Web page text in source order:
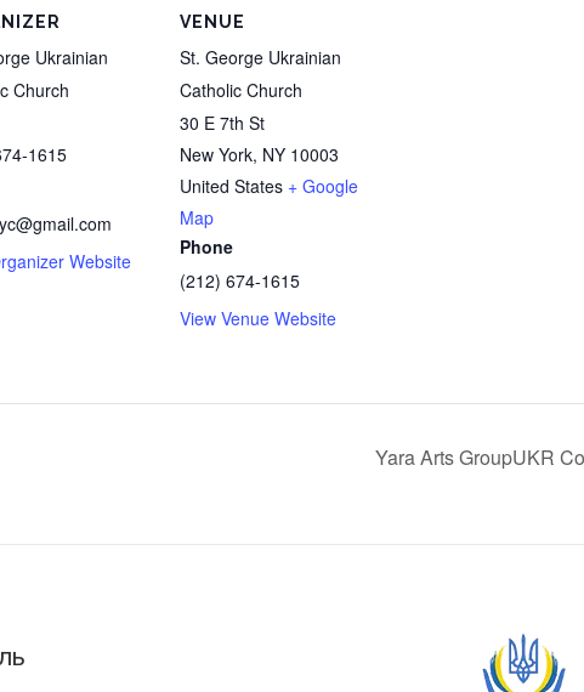
Ukrainian
Church
1615
Website
VENUE
St. George Ukrainian
Catholic Church
30 E 7th St
New York, NY 10003
United States + Google
Map
Phone
(212) 674-1615
View Venue Website
Yara Arts GroupUKR